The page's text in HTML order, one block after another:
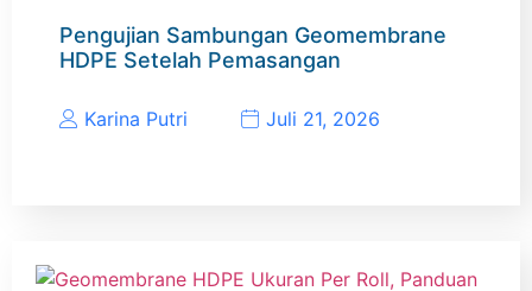
Pengujian Sambungan Geomembrane
HDPE Setelah Pemasangan
Karina Putri Juli 21, 2026